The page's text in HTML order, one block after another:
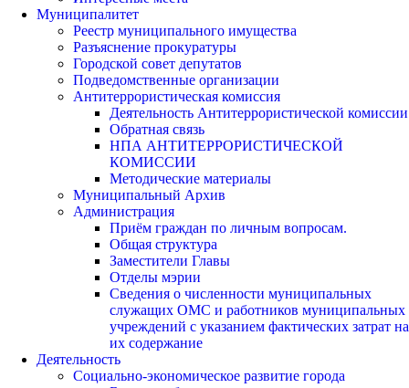
Муниципалитет
Реестр муниципального имущества
Разъяснение прокуратуры
Городской совет депутатов
Подведомственные организации
Антитеррористическая комиссия
Деятельность Антитеррористической комиссии
Обратная связь
НПА АНТИТЕРРОРИСТИЧЕСКОЙ
КОМИССИИ
Методические материалы
Муниципальный Архив
Администрация
Приём граждан по личным вопросам.
Общая структура
Заместители Главы
Отделы мэрии
Сведения о численности муниципальных
служащих ОМС и работников муниципальных
учреждений с указанием фактических затрат на
их содержание
Деятельность
Социально-экономическое развитие города